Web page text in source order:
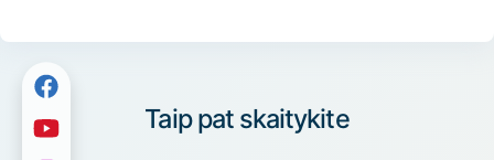
Taip pat skaitykite